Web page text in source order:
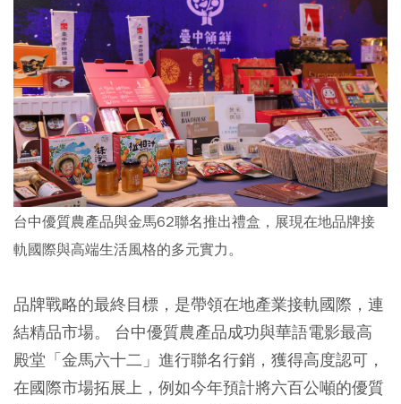
台中優質農產品與金馬62聯名推出禮盒，展現在地品牌接
軌國際與高端生活風格的多元實力。
品牌戰略的最終目標，是帶領在地產業接軌國際，連
結精品市場。 台中優質農產品成功與華語電影最高
殿堂「金馬六十二」進行聯名行銷，獲得高度認可，
在國際市場拓展上，例如今年預計將六百公噸的優質